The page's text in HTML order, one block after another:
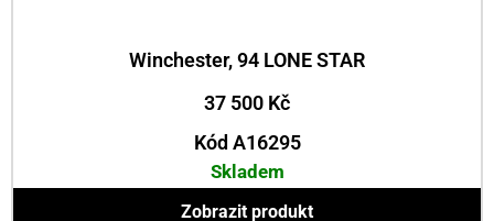
Winchester, 94 LONE STAR
37 500 Kč
Kód A16295
Skladem
Zobrazit produkt